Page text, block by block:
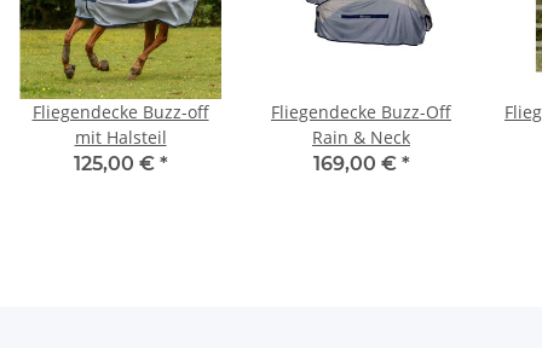
Fliegendecke Buzz-off
mit Halsteil
125,00 € *
Fliegendecke Buzz-Off
Rain & Neck
169,00 € *